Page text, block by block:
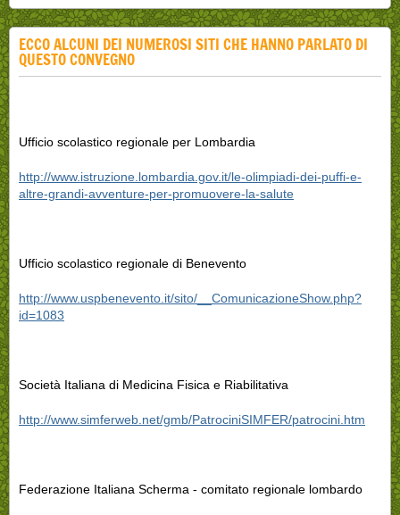
ECCO ALCUNI DEI NUMEROSI SITI CHE HANNO PARLATO DI
QUESTO CONVEGNO
Ufficio scolastico regionale per Lombardia
http://www.istruzione.lombardia.gov.it/le-olimpiadi-dei-puffi-e-
altre-grandi-avventure-per-promuovere-la-salute
Ufficio scolastico regionale di Benevento
http://www.uspbenevento.it/sito/__ComunicazioneShow.php?
id=1083
Società Italiana di Medicina Fisica e Riabilitativa
http://www.simferweb.net/gmb/PatrociniSIMFER/patrocini.htm
Federazione Italiana Scherma - comitato regionale lombardo